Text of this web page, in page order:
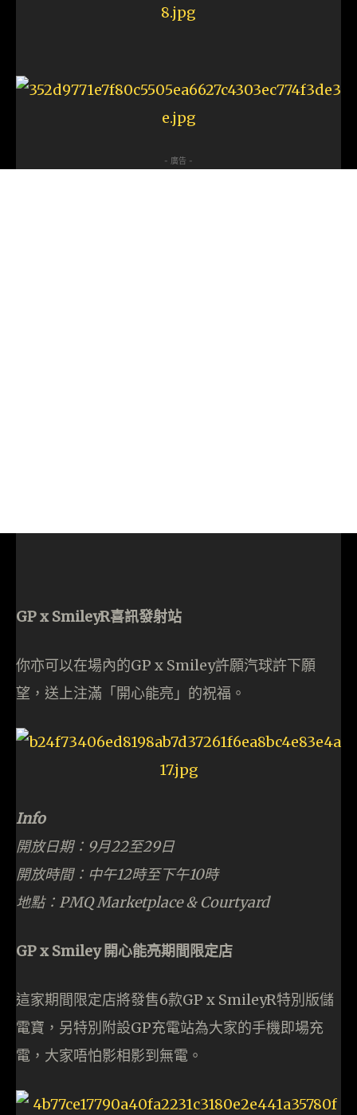
- 廣告 -
GP x SmileyR喜訊發射站
你亦可以在場內的GP x Smiley許願汽球許下願
望，送上注滿「開心能亮」的祝福。
Info
開放日期：9月22至29日
開放時間：中午12時至下午10時
地點：PMQ Marketplace & Courtyard
GP x Smiley 開心能亮期間限定店
這家期間限定店將發售6款GP x SmileyR特別版儲
電寶，另特別附設GP充電站為大家的手機即場充
電，大家唔怕影相影到無電。